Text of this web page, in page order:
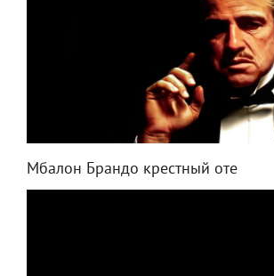
Мбалон Брандо крестный оте